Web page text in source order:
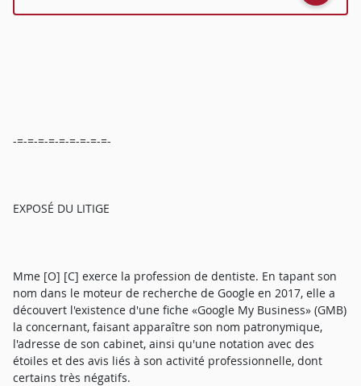
-=-=-=-=-=-=-=-=-=-
EXPOSÉ DU LITIGE
Mme [O] [C] exerce la profession de dentiste. En tapant son
nom dans le moteur de recherche de Google en 2017, elle a
découvert l'existence d'une fiche «Google My Business» (GMB)
la concernant, faisant apparaître son nom patronymique,
l'adresse de son cabinet, ainsi qu'une notation avec des
étoiles et des avis liés à son activité professionnelle, dont
certains très négatifs.